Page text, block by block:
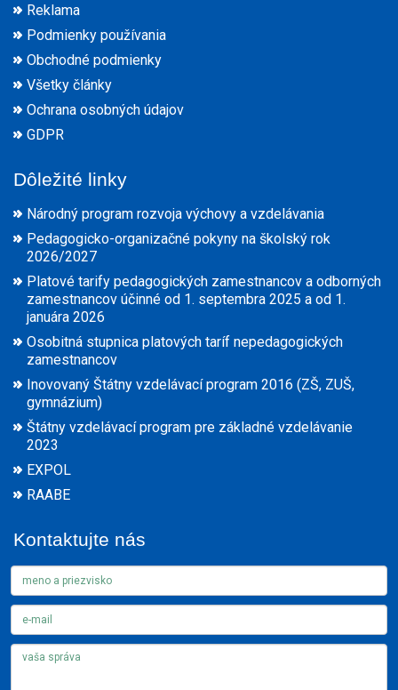
Reklama
Podmienky používania
Obchodné podmienky
Všetky články
Ochrana osobných údajov
GDPR
Dôležité linky
Národný program rozvoja výchovy a vzdelávania
Pedagogicko-organizačné pokyny na školský rok
2026/2027
Platové tarify pedagogických zamestnancov a odborných
zamestnancov účinné od 1. septembra 2025 a od 1.
januára 2026
Osobitná stupnica platových taríf nepedagogických
zamestnancov
Inovovaný Štátny vzdelávací program 2016 (ZŠ, ZUŠ,
gymnázium)
Štátny vzdelávací program pre základné vzdelávanie
2023
EXPOL
RAABE
Kontaktujte nás